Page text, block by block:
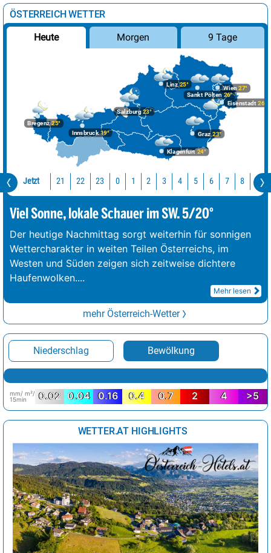
ÖSTERREICH WETTER
Heute Morgen 9 Tage
Bregenz25°
Graz23°
Innsbruck19°
Klagenfurt 24°
Linz25°
Salzburg23°
Wien 27°
Eisenstadt 26°
Sankt Pölten 26°
Jetzt 21 22 23 0 1 2 3 4 5 6 7 8
Viel Sonne, lokale Schauer im SW. 5/20°
Der heutige Nachmittag sorgt weiterhin für sonnigen
Wettercharakter in weiten Teilen Österreichs, im
Westen und Süden zeigen sich zeitweise dichtere
Haufenwolken....
Mehr lesen
mehr Österreich-Wetter
Niederschlag Bewölkung
mm/ m²/
15min
0.02 0.04 0.16 0.4 0.7 2 4 >5
WETTER.AT HIGHLIGHTS